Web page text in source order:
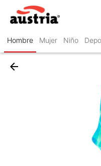
Hombre Mujer Niño
arrow_back